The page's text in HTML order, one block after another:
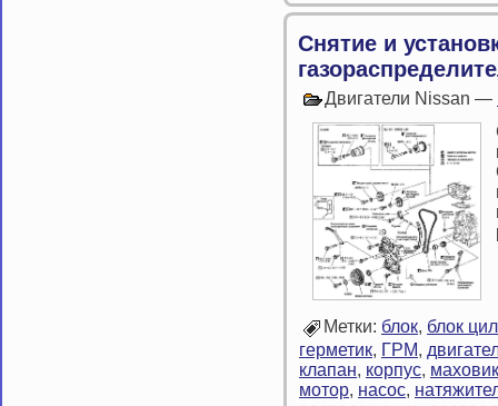
Снятие и
Двигатели Nissan —
Метки: блок, блок
герметик, ГРМ,
клапан, корпус, маховик
мотор, насос,